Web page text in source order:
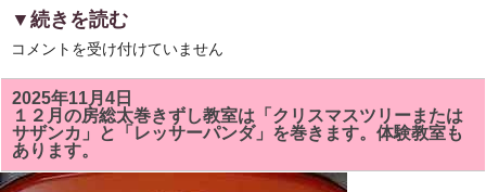
▼続きを読む
6
の
房
総
太
巻
ず
し
教
コメントを受け付けていません
2025年11月4日
１２月の房総太巻きずし教室は「クリスマスツリーまたは
サザンカ」と「レッサーパンダ」を巻きます。体験教室も
あります。